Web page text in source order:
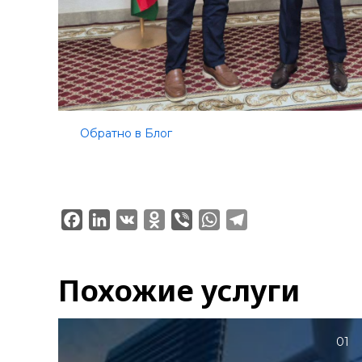
Обратно в Блог
FacebookLinkedIn
VK Odnoklassniki
Viber WhatsApp
Похожие услуги
01